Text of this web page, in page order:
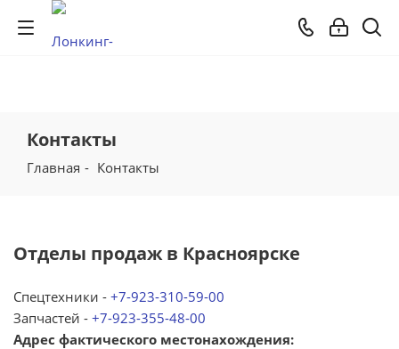
Контакты
Главная - Контакты
Отделы продаж в Красноярске
Спецтехники - +7-923-310-59-00
Запчастей - +7-923-355-48-00
Адрес фактического местонахождения: